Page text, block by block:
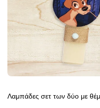
Λαμπάδες σετ των δύο με